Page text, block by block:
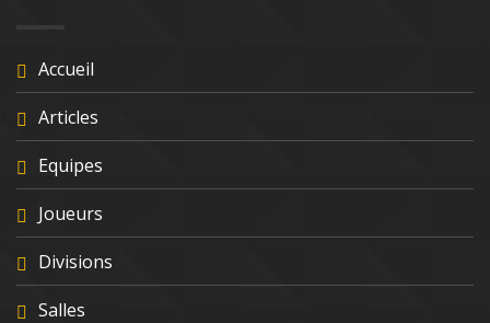
Accueil
Articles
Equipes
Joueurs
Divisions
Salles